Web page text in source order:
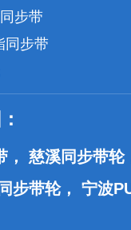
步带
同步带
， 慈溪同步带轮
步带轮， 宁波